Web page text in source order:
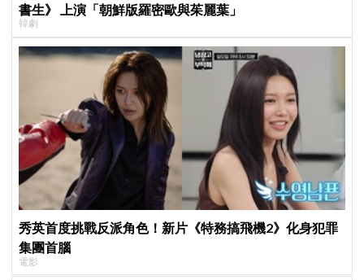
書生》 上演「朝鮮版羅密歐與茱麗葉」
韓劇
秀英首度挑戰反派角色！新片《特務搞飛機2》化身犯罪
集團首腦
電影